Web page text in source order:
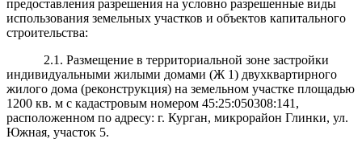
предоставления разрешения на условно разрешенные виды
использования земельных участков и объектов капитального
строительства:
2.1. Размещение в территориальной зоне застройки
индивидуальными жилыми домами (Ж 1) двухквартирного
жилого дома (реконструкция) на земельном участке площадью
1200 кв. м с кадастровым номером 45:25:050308:141,
расположенном по адресу: г. Курган, микрорайон Глинки, ул.
Южная, участок 5.